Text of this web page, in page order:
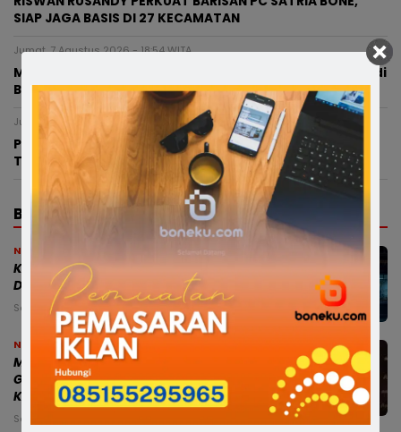
SIAP JAGA BASIS DI 27 KECAMATAN
Jumat, 7 Agustus 2026 - 18:54 WITA
Modus Pesan Telur Bayar Sebagian, Dugaan Penipuan di
Bone Rugikan Pedagang Ratusan Juta
Jumat, 7 Agustus 2026 - 18:12 WITA
Petani Bone Menjerit Akibat Kekeringan, Pemkab
Turunkan Mobil Tangki ke Lahan Pertanian
BERITA TERBARU
News
Kepsek SMPN 5 Belum Masuk Sejak
Dilantik, Dikabarkan Berada di Paris
Sabtu, 8 Agu 2026 - 16:34 WITA
News
Munafri dan Chaidir Apresiasi MYP
Gubernur Sulsel, Dinilai Percepat
Konektivitas Antarwilayah
Sabtu, 8 Agu 2026 - 15:19 WITA